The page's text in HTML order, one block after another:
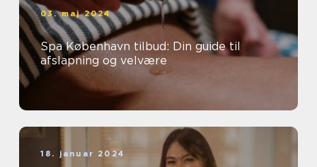
03. maj 2024
Spa København tilbud: Din guide til
afslapning og velvære
18. januar 2024